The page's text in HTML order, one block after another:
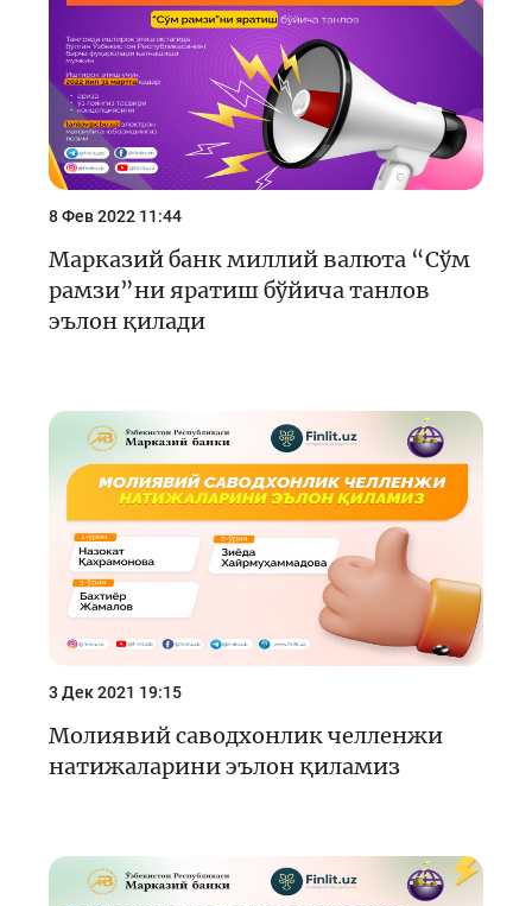
8 Фев 2022 11:44
Марказий банк миллий валюта “Сўм
рамзи”ни яратиш бўйича танлов
эълон қилади
3 Дек 2021 19:15
Молиявий саводхонлик челленжи
натижаларини эълон қиламиз